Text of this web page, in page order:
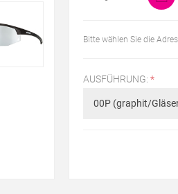
Bitte wählen Sie die
AUSFÜHRUNG: *